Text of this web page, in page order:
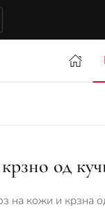
од
на кожи и крзна